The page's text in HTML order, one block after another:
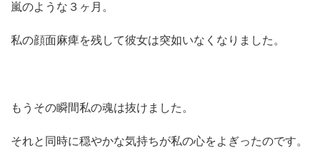
嵐のような３ヶ月。
私の顔面麻痺を残して彼女は突如いなくなりました。
もうその瞬間私の魂は抜けました。
それと同時に穏やかな気持ちが私の心をよぎったのです。